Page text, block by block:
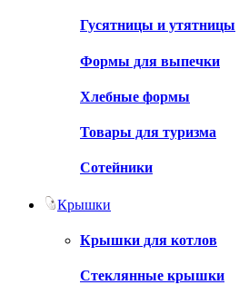
Гусятницы и утятницы
Формы для выпечки
Хлебные формы
Товары для туризма
Сотейники
Крышки
Крышки для котлов
Стеклянные крышки